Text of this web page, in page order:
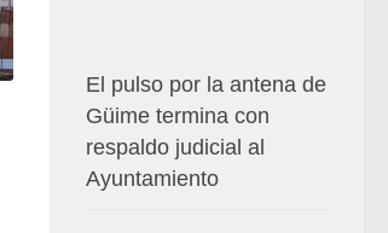
El pulso por la antena de
Güime termina con
respaldo judicial al
Ayuntamiento